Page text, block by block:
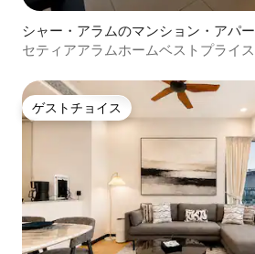
シャー・アラムのマンション・アパ
セティアアラムホームベストプライ
ゲストチョイス
ゲストチョイス